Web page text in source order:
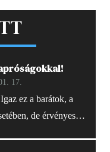
17.
ez a barátok, a
de érvényes…